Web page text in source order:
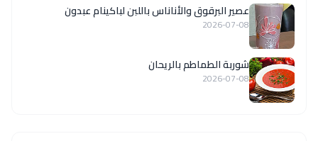
عصير البرقوق والأناناس باللبن لباكينام عبدون
2026-07-08
شوربة الطماطم بالريحان
2026-07-08